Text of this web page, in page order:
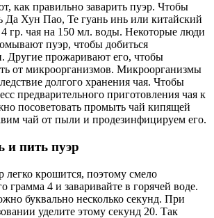
как правильно заварить пуэр. Чтобы
Да Хун Пао, Те гуань инь или китайский
4 гр. чая на 150 мл. воды. Некоторые люди
пуэр, чтобы добиться
Другие прожаривают его, чтобы
от микроорганизмов. Микроорганизмы
долгого хранения чая. Чтобы
предварительного приготовления чая к
посоветовать промыть чай кипящей
чай от пыли и продезинфицируем его.
и пить пуэр
легко крошится, поэтому смело
грамма 4 и заваривайте в горячей воде.
буквально несколько секунд. При
уделите этому секунд 20. Так